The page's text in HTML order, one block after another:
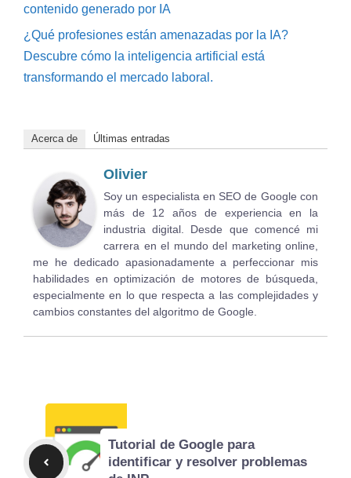
contenido generado por IA
¿Qué profesiones están amenazadas por la IA?
Descubre cómo la inteligencia artificial está
transformando el mercado laboral.
Acerca de Últimas entradas
Olivier
Soy un especialista en SEO de Google con
más de 12 años de experiencia en la
industria digital. Desde que comencé mi
carrera en el mundo del marketing online,
me he dedicado apasionadamente a perfeccionar mis
habilidades en optimización de motores de búsqueda,
especialmente en lo que respecta a las complejidades y
cambios constantes del algoritmo de Google.
Tutorial de Google para
identificar y resolver problemas